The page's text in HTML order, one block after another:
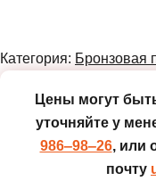
Категория: Бронзовая
Цены могут
уточняйте у
986‒98‒26, или
почту